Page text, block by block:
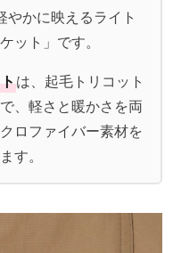
かに映えるライト
ット」です。
は、起毛トリコット
、軽さと暖かさを両
ロファイバー素材を
す。